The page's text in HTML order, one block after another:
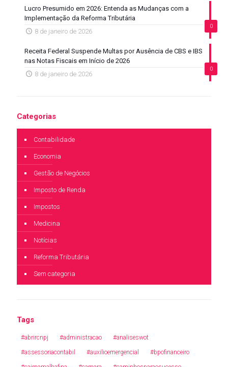
0
Lucro Presumido em 2026: Entenda as Mudanças com a
Implementação da Reforma Tributária
8 de janeiro de 2026
0
Receita Federal Suspende Multas por Ausência de CBS e IBS
nas Notas Fiscais em Início de 2026
8 de janeiro de 2026
Categorias
Contabilidade
Economia
Gestão de Negócios
Imposto de Renda
Impostos
Medicina
Notícias
Reforma Tributária
Sem categoria
Tags
#abrircnpj #administracao #analiseswot
#assessoriacontabil #auxilioemergencial #bpofinanceiro